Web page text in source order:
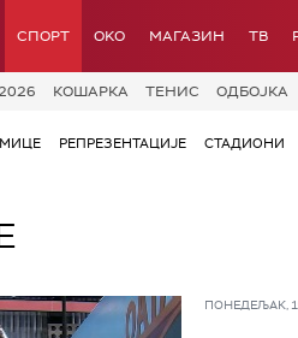
СПОРТ OKO МАГАЗИН ТВ
КОШАРКА ТЕНИС ОДБОЈКА
РЕПРЕЗЕНТАЦИЈЕ СТАДИОНИ
ПОНЕДЕЉАК,